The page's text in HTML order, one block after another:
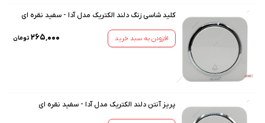
کلید شاسی زنگ دلند الکتریک مدل آدا - سفید نقره ای
افزودن به سبد خرید ۲۶۵٬۰۰۰ تومان
پریز آنتن دلند الکتریک مدل آدا - سفید نقره ای